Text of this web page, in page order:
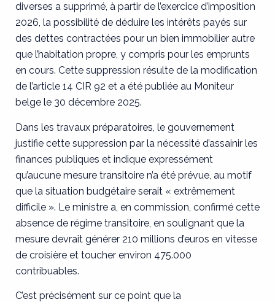
diverses a supprimé, à partir de l’exercice d’imposition
2026, la possibilité de déduire les intérêts payés sur
des dettes contractées pour un bien immobilier autre
que l’habitation propre, y compris pour les emprunts
en cours. Cette suppression résulte de la modification
de l’article 14 CIR 92 et a été publiée au Moniteur
belge le 30 décembre 2025.
Dans les travaux préparatoires, le gouvernement
justifie cette suppression par la nécessité d’assainir les
finances publiques et indique expressément
qu’aucune mesure transitoire n’a été prévue, au motif
que la situation budgétaire serait « extrêmement
difficile ». Le ministre a, en commission, confirmé cette
absence de régime transitoire, en soulignant que la
mesure devrait générer 210 millions d’euros en vitesse
de croisière et toucher environ 475.000
contribuables.
C’est précisément sur ce point que la